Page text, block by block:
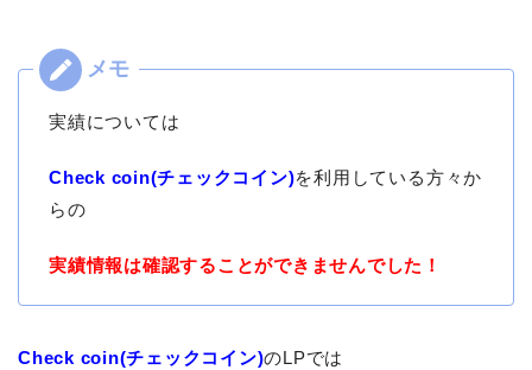
実績については
Check coin(チェックコイン)を利用している方々か
らの
実績情報は確認することができませんでした！
Check coin(チェックコイン)のLPでは